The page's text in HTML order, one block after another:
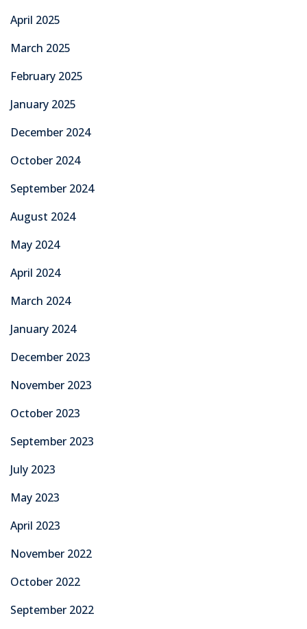
April 2025
March 2025
February 2025
January 2025
December 2024
October 2024
September 2024
August 2024
May 2024
April 2024
March 2024
January 2024
December 2023
November 2023
October 2023
September 2023
July 2023
May 2023
April 2023
November 2022
October 2022
September 2022